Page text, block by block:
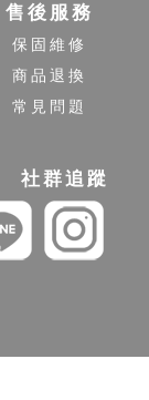
售後服務
保固維修
商品退換
常見問題
社群追蹤